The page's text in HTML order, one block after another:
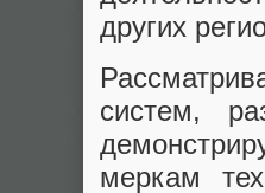
других
систем,
меркам